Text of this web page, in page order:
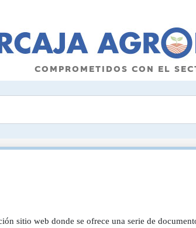
COMPROMETIDOS CON EL
sitio web donde se ofrece una serie de